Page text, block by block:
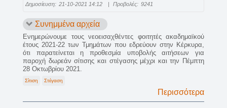
Δημοσίευση: 21-10-2021 14:12 | Προβολές: 9241
Συνημμένα αρχεία
Ενημερώνουμε τους νεοεισαχθέντες φοιτητές ακαδημαϊκού
έτους 2021-22 των Τμημάτων που εδρεύουν στην Κέρκυρα,
ότι παρατείνεται η προθεσμία υποβολής αιτήσεων για
παροχή δωρεάν σίτισης και στέγασης μέχρι και την Πέμπτη
28 Οκτωβρίου 2021.
Σίτιση Στέγαση
Περισσότερα